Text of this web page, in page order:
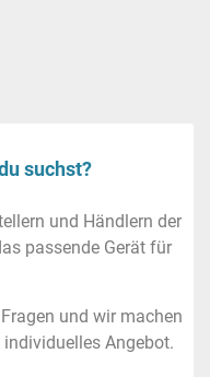
suchst?
und Händlern der
passende Gerät für
und wir machen
Angebot.